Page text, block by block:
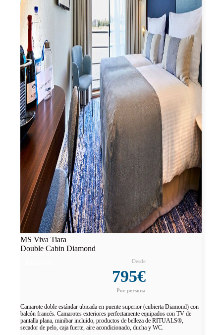
MS Viva Tiara
Double Cabin Diamond
795€
Camarote doble estándar ubicada en puente superior (cubierta Diamond) con
balcón francés. Camarotes exteriores perfectamente equipados con TV de
pantalla plana, minibar incluido, productos de belleza de RITUALS®,
secador de pelo, caja fuerte, aire acondicionado, ducha y WC.